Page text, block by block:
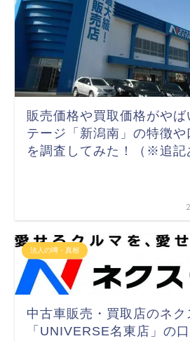
販売価格や買取価格がやば
テージ「新潟南」の特徴や
を調査してみた！（※追記
法人の噂・真相
中古車販売・買取店のネク
「UNIVERSE名東店」の